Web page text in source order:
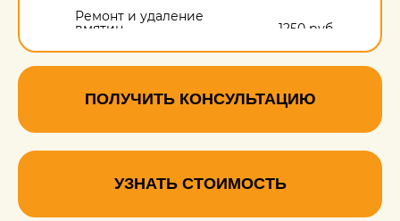
Ремонт и удаление
вмятин 1250 руб.
Ремонт и удаление
ПОЛУЧИТЬ КОНСУЛЬТАЦИЮ
УЗНАТЬ СТОИМОСТЬ